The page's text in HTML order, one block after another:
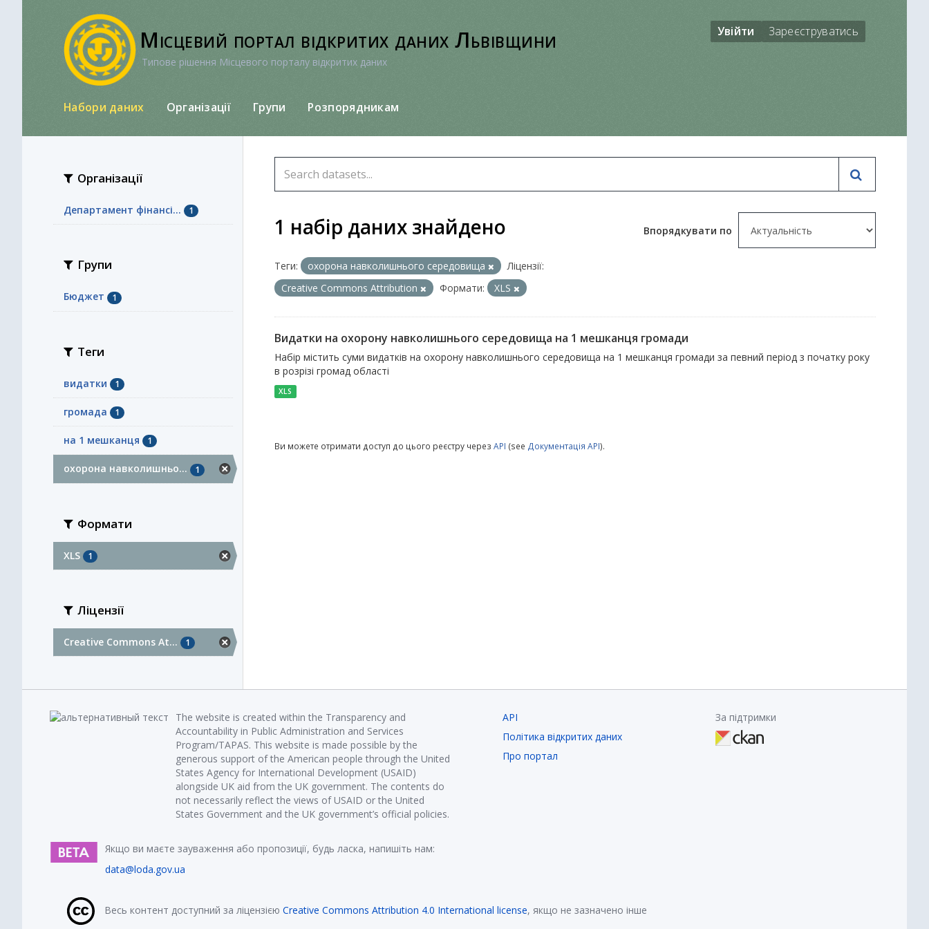
Місцевий портал відкритих даних Львівщини
Типове рішення Місцевого порталу відкритих даних
Увійти Зареєструватись
Набори даних Організації Групи Розпорядникам
Організації
Департамент фінансі... 1
Групи
Бюджет 1
Теги
видатки 1
громада 1
на 1 мешканця 1
охорона навколишньо... 1
Формати
XLS 1
Ліцензії
Creative Commons At... 1
Впорядкувати по
1 набір даних знайдено
Теги: охорона навколишнього середовища
Ліцензії:
Creative Commons Attribution
Формати: XLS
Видатки на охорону навколишнього середовища на 1 мешканця громади
Набір містить суми видатків на охорону навколишнього середовища на 1 мешканця громади за певний період з початку року
в розрізі громад області
XLS
Ви можете отримати доступ до цього реєстру через API (see Документація API).
The website is created within the Transparency and
Accountability in Public Administration and Services
Program/TAPAS. This website is made possible by the
generous support of the American people through the United
States Agency for International Development (USAID)
alongside UK aid from the UK government. The contents do
not necessarily reflect the views of USAID or the United
States Government and the UK government’s official policies.
Якщо ви маєте зауваження або пропозиції, будь ласка, напишіть нам:
data@loda.gov.ua
API
Політика відкритих даних
Про портал
За підтримки
Весь контент доступний за ліцензією Creative Commons Attribution 4.0 International license, якщо не зазначено інше